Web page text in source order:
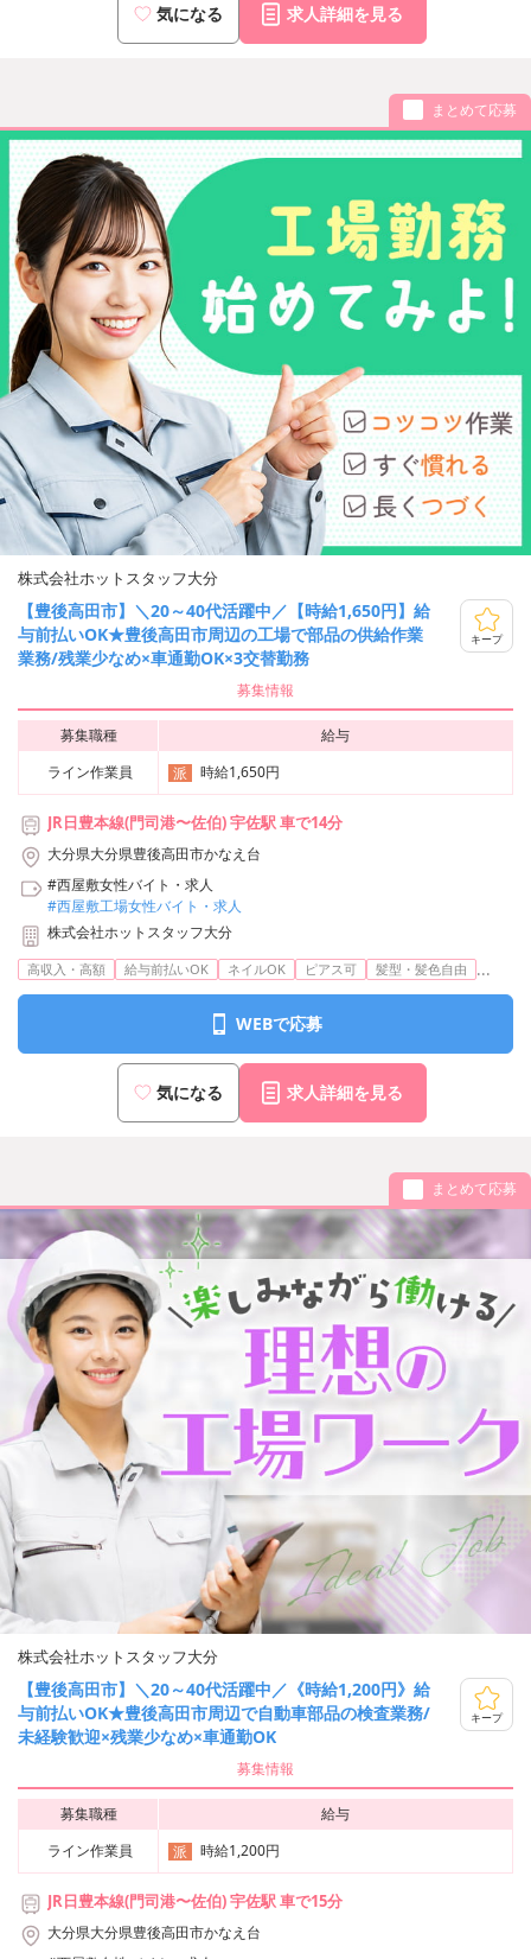
気になる 求人詳細を見る
まとめて応募
株式会社ホットスタッフ大分
【豊後高田市】＼20～40代活躍中／【時給1,650円】給
与前払いOK★豊後高田市周辺の工場で部品の供給作業
業務/残業少なめ×車通勤OK×3交替勤務
キープ
募集情報
募集職種
給与
ライン作業員
派 時給1,650円
JR日豊本線(門司港〜佐伯) 宇佐駅 車で14分
大分県大分県豊後高田市かなえ台
#西屋敷女性バイト・求人
#西屋敷工場女性バイト・求人
株式会社ホットスタッフ大分
高収入・高額 給与前払いOK ネイルOK ピアス可 髪型・髪色自由 ...
WEBで応募
気になる 求人詳細を見る
まとめて応募
株式会社ホットスタッフ大分
【豊後高田市】＼20～40代活躍中／《時給1,200円》給
与前払いOK★豊後高田市周辺で自動車部品の検査業務/
未経験歓迎×残業少なめ×車通勤OK
キープ
募集情報
募集職種
給与
ライン作業員
派 時給1,200円
JR日豊本線(門司港〜佐伯) 宇佐駅 車で15分
大分県大分県豊後高田市かなえ台